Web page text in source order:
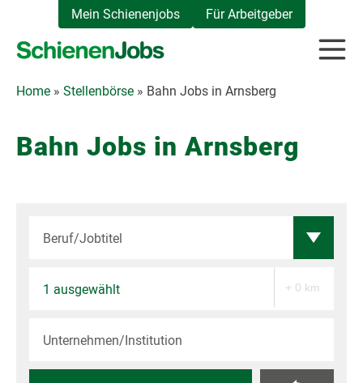
springen
Mein Schienenjobs Für Arbeitgeber
Home » Stellenbörse » Bahn Jobs in Arnsberg
Bahn Jobs in Arnsberg